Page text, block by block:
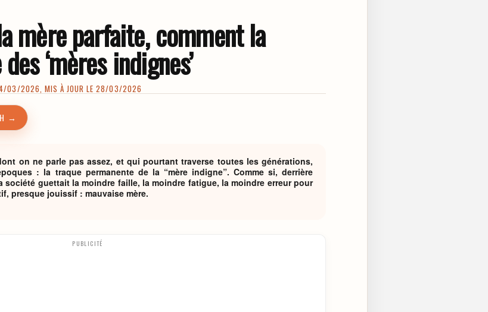
mère parfaite, comment la
‘mères indignes’
03/2026, MIS À JOUR LE 28/03/2026
→
on ne parle pas assez, et qui pourtant traverse toutes les générations,
: la traque permanente de la “mère indigne”. Comme si, derrière
société guettait la moindre faille, la moindre fatigue, la moindre erreur pour
presque jouissif : mauvaise mère.
PUBLICITÉ